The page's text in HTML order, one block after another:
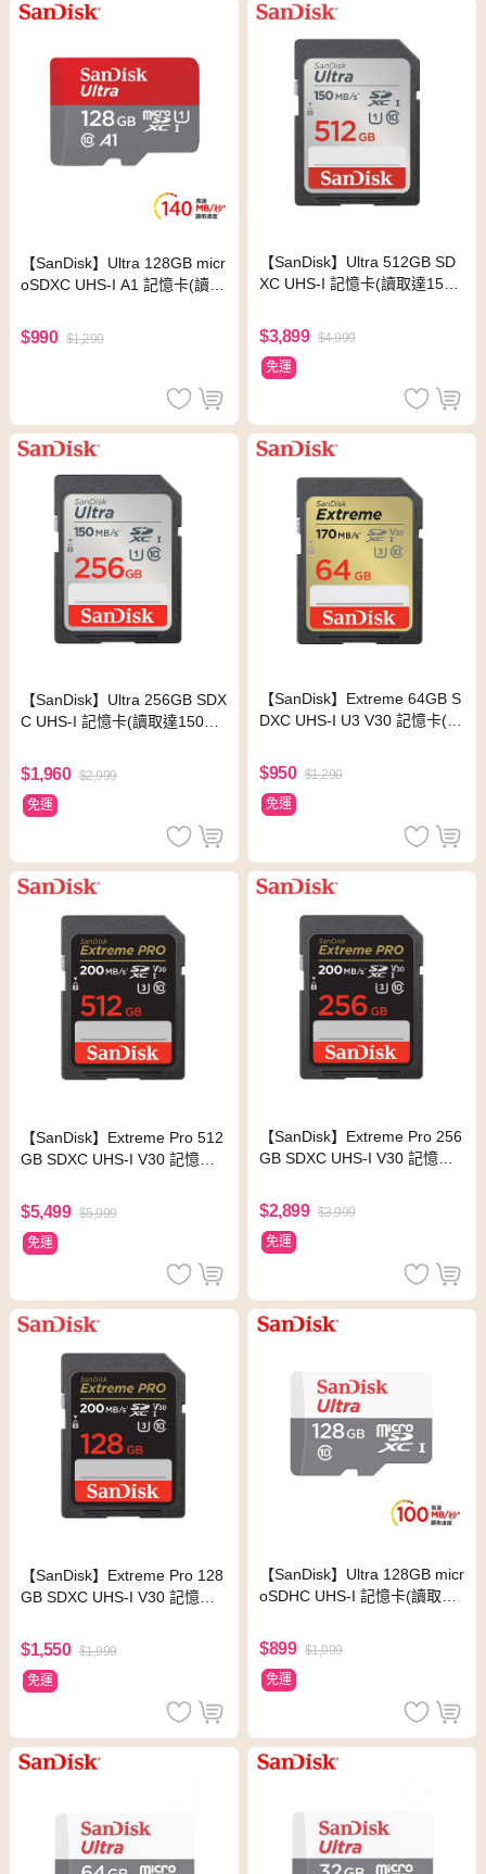
【SanDisk】Ultra 128GB micr
oSDXC UHS-I A1 記憶卡(讀取
$990 $1,290
【SanDisk】Ultra 512GB SD
XC UHS-I 記憶卡(讀取達150
$3,899 $4,999
免運
【SanDisk】Ultra 256GB SDX
C UHS-I 記憶卡(讀取達150M
$1,960 $2,999
免運
【SanDisk】Extreme 64GB S
DXC UHS-I U3 V30 記憶卡(讀
$950 $1,290
免運
【SanDisk】Extreme Pro 512
GB SDXC UHS-I V30 記憶卡
$5,499 $5,999
免運
【SanDisk】Extreme Pro 256
GB SDXC UHS-I V30 記憶卡
$2,899 $3,999
免運
【SanDisk】Extreme Pro 128
GB SDXC UHS-I V30 記憶卡
$1,550 $1,999
免運
【SanDisk】Ultra 128GB micr
oSDHC UHS-I 記憶卡(讀取達
$899 $1,099
免運